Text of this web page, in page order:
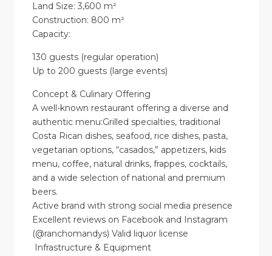
Land Size: 3,600 m²
Construction: 800 m²
Capacity:
130 guests (regular operation)
Up to 200 guests (large events)
Concept & Culinary Offering
A well-known restaurant offering a diverse and
authentic menu:Grilled specialties, traditional
Costa Rican dishes, seafood, rice dishes, pasta,
vegetarian options, “casados,” appetizers, kids
menu, coffee, natural drinks, frappes, cocktails,
and a wide selection of national and premium
beers.
Active brand with strong social media presence
Excellent reviews on Facebook and Instagram
(@ranchomandys) Valid liquor license
Infrastructure & Equipment